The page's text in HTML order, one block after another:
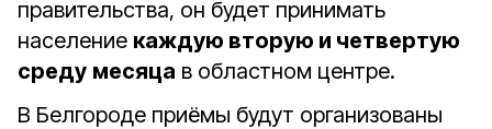
правительства, он будет принимать
население каждую вторую и четвертую
среду месяца в областном центре.
В Белгороде приёмы будут организованы